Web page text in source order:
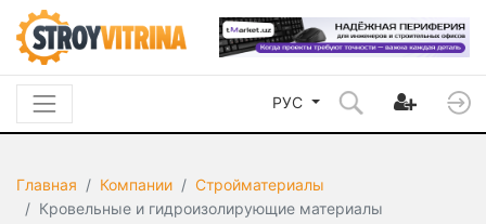
РУС
Главная Компании
Стройматериалы
Кровельные и гидроизолирующие материалы